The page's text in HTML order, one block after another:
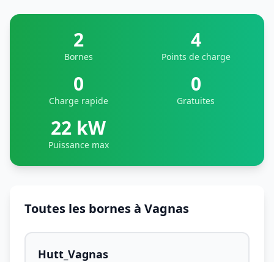
2
Bornes
4
Points de charge
0
Charge rapide
0
Gratuites
22 kW
Puissance max
Toutes les bornes à Vagnas
Hutt_Vagnas